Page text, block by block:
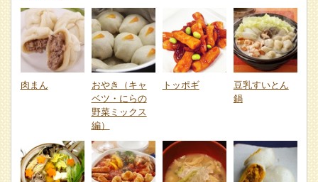
肉まん
おやき（キャ
ベツ・にらの
野菜ミックス
編）
トッポギ
豆乳すいとん
鍋